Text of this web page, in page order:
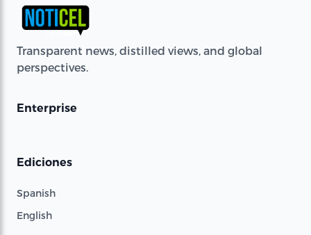
Transparent news, distilled views, and global
perspectives.
Enterprise
Ediciones
Spanish
English